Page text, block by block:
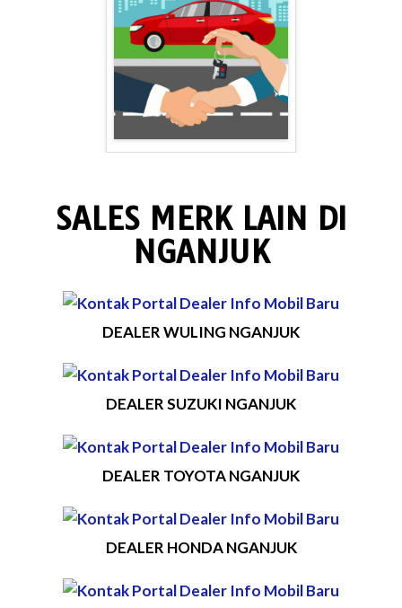
SALES MERK LAIN DI
NGANJUK
DEALER WULING NGANJUK
DEALER SUZUKI NGANJUK
DEALER TOYOTA NGANJUK
DEALER HONDA NGANJUK